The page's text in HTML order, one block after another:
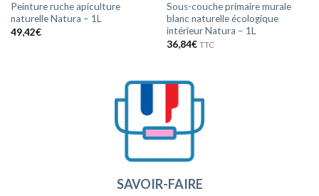
Peinture ruche apiculture
naturelle Natura – 1L
49,42€
Sous-couche primaire murale
blanc naturelle écologique
intérieur Natura – 1L
36,84€ TTC
SAVOIR-FAIRE